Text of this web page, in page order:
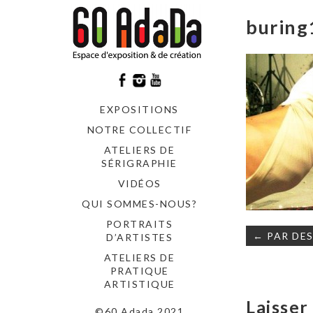
EXPOSITIONS
NOTRE COLLECTIF
ATELIERS DE
SÉRIGRAPHIE
VIDÉOS
QUI SOMMES-NOUS?
PORTRAITS
D’ARTISTES
ATELIERS DE
PRATIQUE
ARTISTIQUE
de
← PAR